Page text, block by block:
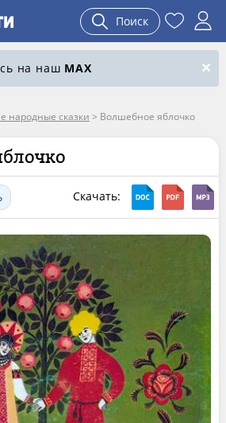
Поиск
на наш MAX
народные сказки > Волшебное яблочко
Скачать: